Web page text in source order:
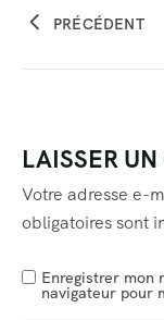
PRÉCÉDENT
LAISSER
Votre adresse e-
obligatoires sont
Enregistrer mon
navigateur pour